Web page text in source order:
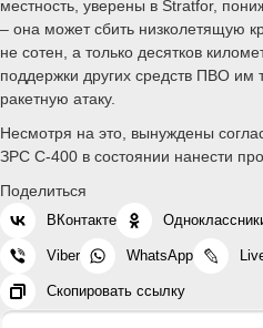
местность, уверены в Stratfor,
– она может сбить низколетящую
не сотен, а только десятков
поддержки других средств ПВО им
ракетную атаку.
Несмотря на это, вынуждены
ЗРС С-400 в состоянии нанести
Поделиться
ВКонтакте
Viber WhatsApp
Скопировать ссылку